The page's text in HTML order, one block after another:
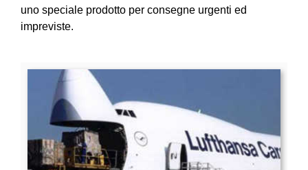
uno speciale prodotto per consegne urgenti ed
impreviste.